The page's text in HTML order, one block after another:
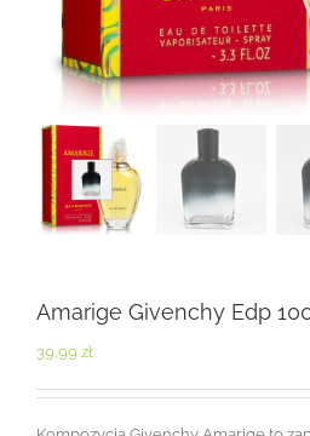
Amarige Givenchy Edp
39,99 zł